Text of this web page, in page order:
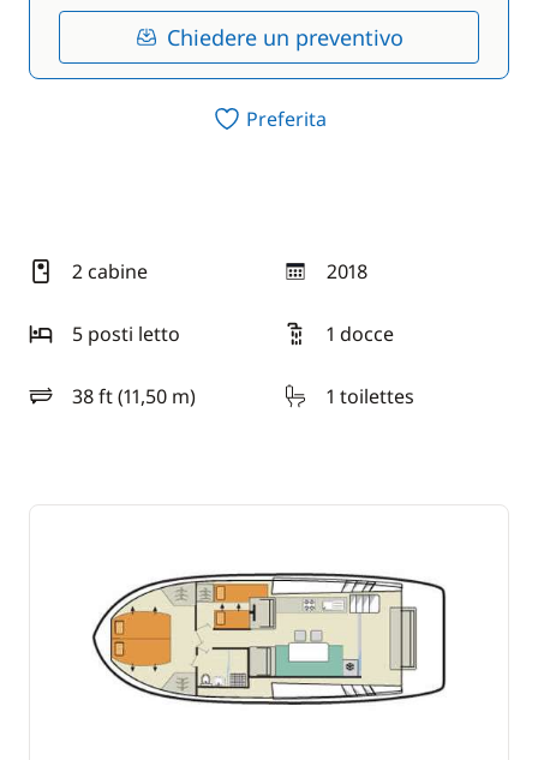
Chiedere un preventivo
Preferita
2 cabine 2018
anno
5 posti letto
1 docce
38 ft (11,50 m)
lunghezza 1 toilettes